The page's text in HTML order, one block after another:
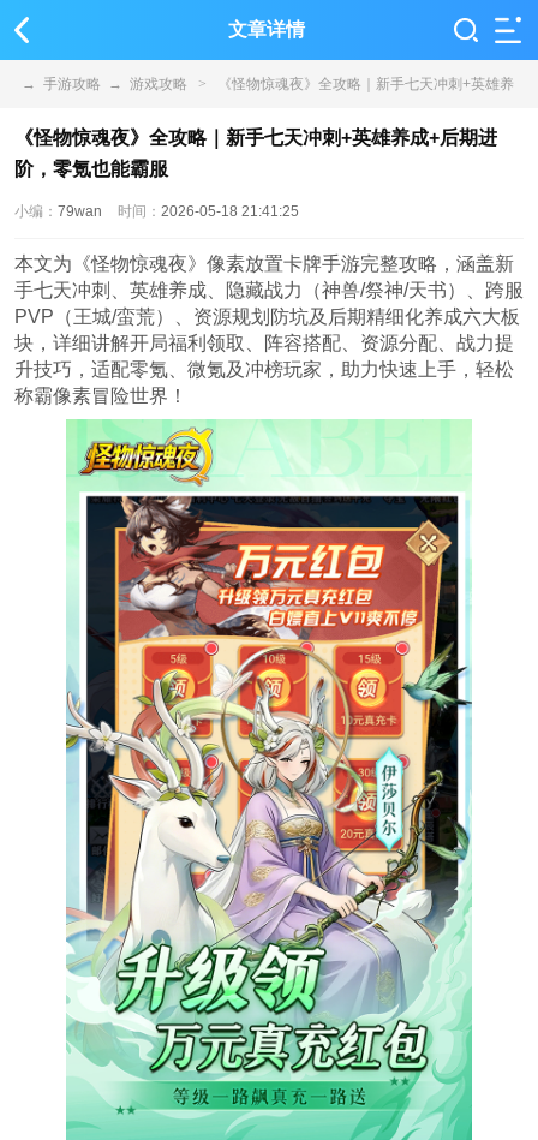
文章详情
→ 手游攻略 → 游戏攻略 > 《怪物惊魂夜》全攻略｜新手七天冲刺+英雄养
成+后期进阶，零氪也能霸服
《怪物惊魂夜》全攻略｜新手七天冲刺+英雄养成+后期进
阶，零氪也能霸服
小编： 79wan 时间： 2026-05-18 21:41:25
本文为《怪物惊魂夜》像素放置卡牌手游完整攻略，涵盖新
手七天冲刺、英雄养成、隐藏战力（神兽/祭神/天书）、跨服
PVP（王城/蛮荒）、资源规划防坑及后期精细化养成六大板
块，详细讲解开局福利领取、阵容搭配、资源分配、战力提
升技巧，适配零氪、微氪及冲榜玩家，助力快速上手，轻松
称霸像素冒险世界！